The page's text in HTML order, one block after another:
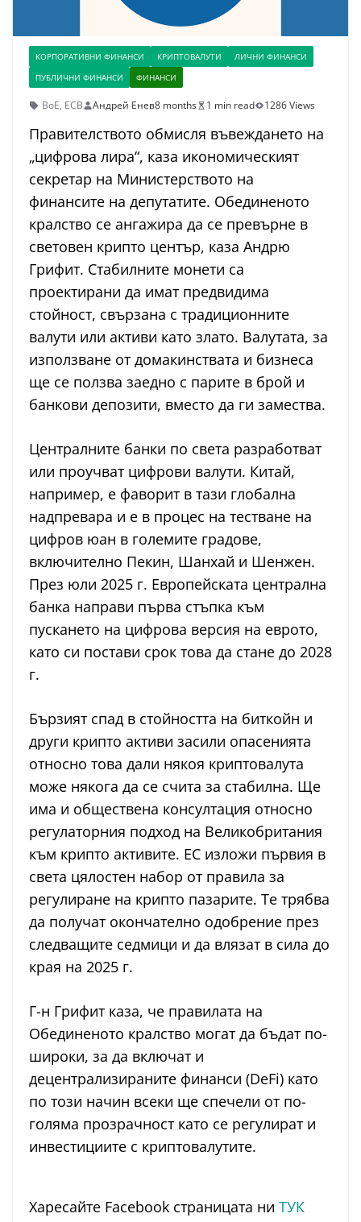
КОРПОРАТИВНИ ФИНАНСИ КРИПТОВАЛУТИ
ЛИЧНИ ФИНАНСИ
ПУБЛИЧНИ ФИНАНСИ
ФИНАНСИ
BoE, ECB Андрей Енев8 months 1 min read 1286 Views
Правителството обмисля въвеждането на
„цифрова лира“, каза икономическият
секретар на Министерството на
финансите на депутатите. Обединеното
кралство се ангажира да се превърне в
световен крипто център, каза Андрю
Грифит. Стабилните монети са
проектирани да имат предвидима
стойност, свързана с традиционните
валути или активи като злато. Валутата, за
използване от домакинствата и бизнеса
ще се ползва заедно с парите в брой и
банкови депозити, вместо да ги замества.
Централните банки по света разработват
или проучват цифрови валути. Китай,
например, е фаворит в тази глобална
надпревара и е в процес на тестване на
цифров юан в големите градове,
включително Пекин, Шанхай и Шенжен.
През юли 2025 г. Европейската централна
банка направи първа стъпка към
пускането на цифрова версия на еврото,
като си постави срок това да стане до 2028
г.
Бързият спад в стойността на биткойн и
други крипто активи засили опасенията
относно това дали някоя криптовалута
може някога да се счита за стабилна. Ще
има и обществена консултация относно
регулаторния подход на Великобритания
към крипто активите. ЕС изложи първия в
света цялостен набор от правила за
регулиране на крипто пазарите. Те трябва
да получат окончателно одобрение през
следващите седмици и да влязат в сила до
края на 2025 г.
Г-н Грифит каза, че правилата на
Обединеното кралство могат да бъдат по-
широки, за да включат и
децентрализираните финанси (DeFi) като
по този начин всеки ще спечели от по-
голяма прозрачност като се регулират и
инвестициите с криптовалутите.
Харесайте Facebook страницата ни ТУК